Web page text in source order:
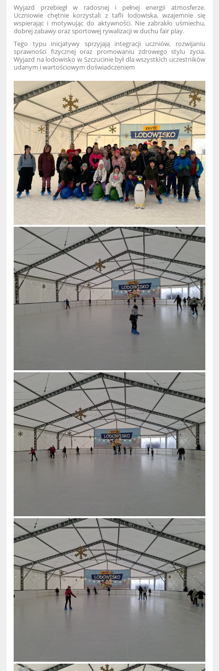
Wyjazd przebiegł w radosnej i pełnej energii atmosferze.
Uczniowie chętnie korzystali z tafli lodowiska, wzajemnie się
wspierając i motywując do aktywności. Nie zabrakło uśmiechu,
dobrej zabawy oraz sportowej rywalizacji w duchu fair play.
Tego typu inicjatywy sprzyjają integracji uczniów, rozwijaniu
sprawności fizycznej oraz promowaniu zdrowego stylu życia.
Wyjazd na lodowisko w Szczucinie był dla wszystkich uczestników
udanym i wartościowym doświadczeniem